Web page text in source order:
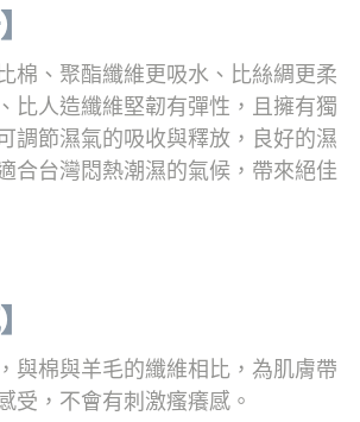
棉、聚酯纖維更吸水、比絲綢更柔
比人造纖維堅韌有彈性，且擁有獨
調節濕氣的吸收與釋放，良好的濕
合台灣悶熱潮濕的氣候，帶來絕佳
與棉與羊毛的纖維相比，為肌膚帶
受，不會有刺激瘙癢感。